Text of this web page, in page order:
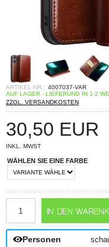
ARTIKEL-NR.: 4007037-VAR
AUF LAGER - LIEFERUNG IN 1-2
ZZGL. VERSANDKOSTEN
30,50 EUR
INKL. MWST
WÄHLEN SIE EINE FARBE
Personen